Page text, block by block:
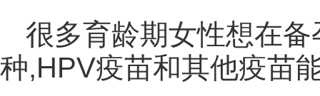
很多育龄期女性想在
种,HPV疫苗和其他疫苗